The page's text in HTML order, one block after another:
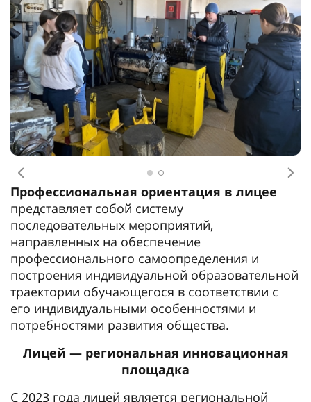
Предыдущее
Профессиональная ориентация в лицее
представляет собой систему
последовательных мероприятий,
направленных на обеспечение
профессионального самоопределения и
построения индивидуальной образовательной
траектории обучающегося в соответствии с
его индивидуальными особенностями и
потребностями развития общества.
Лицей — региональная инновационная
площадка
С 2023 года лицей является региональной